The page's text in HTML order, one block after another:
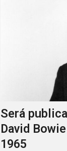
Será
David
1965